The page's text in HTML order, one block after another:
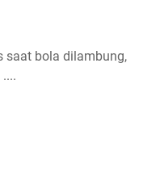
saat bola dilambung,